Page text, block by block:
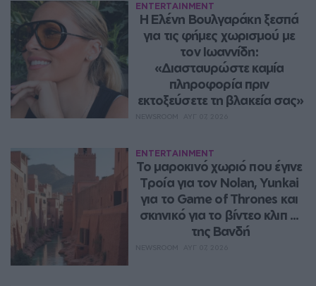
ENTERTAINMENT
Η Ελένη Βουλγαράκη ξεσπά
για τις φήμες χωρισμού με
τον Ιωαννίδη:
«Διασταυρώστε καμία
πληροφορία πριν
εκτοξεύσετε τη βλακεία σας»
ENTERTAINMENT
Το μαροκινό χωριό που έγινε
Τροία για τον Nolan, Yunkai
για το Game of Thrones και
σκηνικό για το βίντεο κλιπ ...
της Βανδή